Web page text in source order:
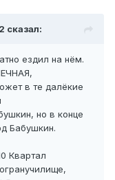
сказал:
ездил на нём.
в те далёкие
но в конце
Бабушкин.
Квартал